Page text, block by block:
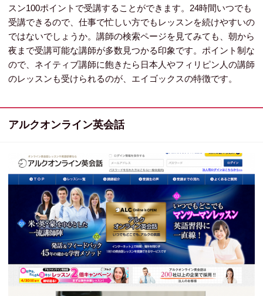
スン100ポイントで受講することができます。24時間いつでも
受講できるので、仕事で忙しい方でもレッスンを続けやすいの
ではないでしょうか。講師の検索ページを見てみても、朝から
夜まで受講可能な講師が多数見つかる印象です。ポイント制な
ので、ネイティブ講師に飽きたら日本人やフィリピン人の講師
のレッスンも受けられるのが、エイゴックスの特徴です。
アルクオンライン英会話